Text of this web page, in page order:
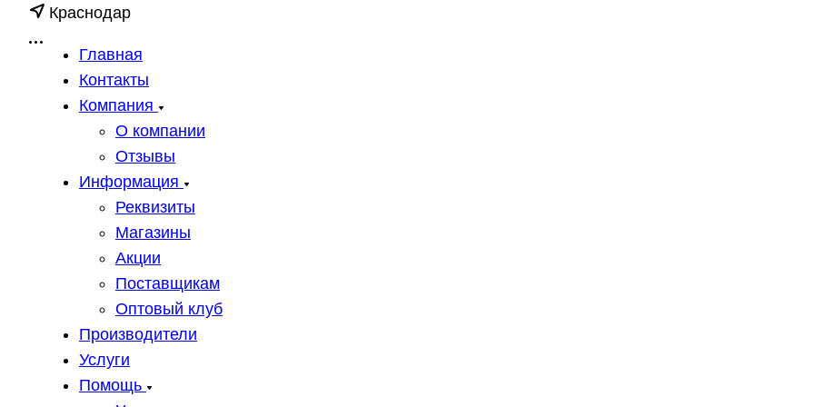
Краснодар
Главная
Контакты
Компания
О компании
Отзывы
Информация
Реквизиты
Магазины
Акции
Поставщикам
Оптовый клуб
Производители
Услуги
Помощь